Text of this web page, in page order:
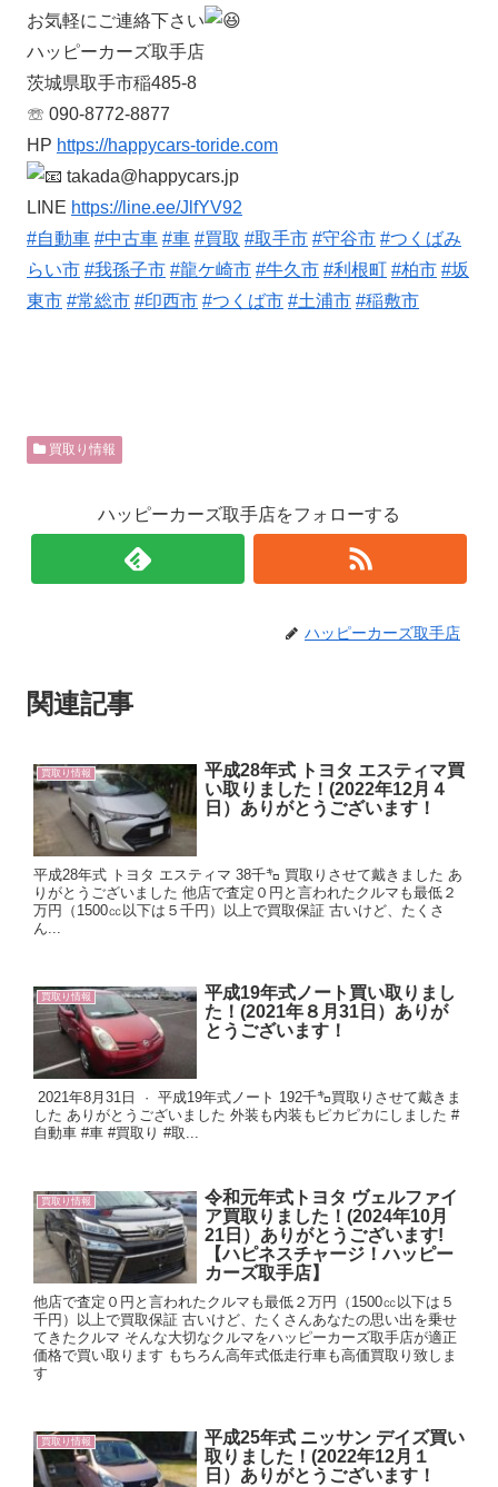
お気軽にご連絡下さい
ハッピーカーズ取手店
茨城県取手市稲485-8
☏ 090-8772-8877
HP https://happycars-toride.com
takada@happycars.jp
LINE https://line.ee/JlfYV92
#自動車 #中古車 #車 #買取 #取手市 #守谷市 #つくばみ
らい市 #我孫子市 #龍ケ崎市 #牛久市 #利根町 #柏市 #坂
東市 #常総市 #印西市 #つくば市 #土浦市 #稲敷市
買取り情報
ハッピーカーズ取手店をフォローする
ハッピーカーズ取手店
関連記事
買取り情報
平成28年式 トヨタ エスティマ買
い取りました！(2022年12月４
日）ありがとうございます！
平成28年式 トヨタ エスティマ 38千㌔ 買取りさせて戴きました あ
りがとうございました 他店で査定０円と言われたクルマも最低２
万円（1500㏄以下は５千円）以上で買取保証 古いけど、たくさ
ん...
買取り情報
平成19年式ノート買い取りまし
た！(2021年８月31日）ありが
とうございます！
2021年8月31日 · 平成19年式ノート 192千㌔買取りさせて戴きま
した ありがとうございました 外装も内装もピカピカにしました #
自動車 #車 #買取り #取...
買取り情報
令和元年式トヨタ ヴェルファイ
ア買取りました！(2024年10月
21日）ありがとうございます!
【ハピネスチャージ！ハッピー
カーズ取手店】
他店で査定０円と言われたクルマも最低２万円（1500㏄以下は５
千円）以上で買取保証 古いけど、たくさんあなたの思い出を乗せ
てきたクルマ そんな大切なクルマをハッピーカーズ取手店が適正
価格で買い取ります もちろん高年式低走行車も高価買取り致しま
す
買取り情報
平成25年式 ニッサン デイズ買い
取りました！(2022年12月１
日）ありがとうございます！